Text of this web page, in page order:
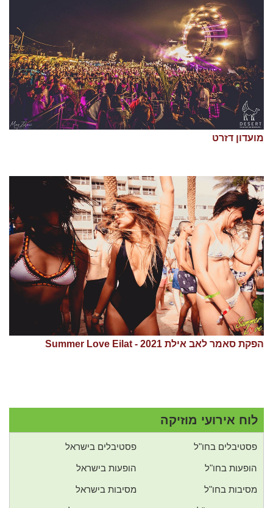
מועדון דזרט
הפקת סאמר לאב אילת 2021 - Summer Love Eilat
לוח אירועי מוזיקה
פסטיבלים בחו"ל פסטיבלים בישראל
הופעות בחו"ל הופעות בישראל
מסיבות בחו"ל מסיבות בישראל